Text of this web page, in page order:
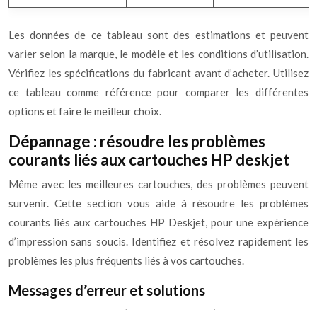
Les données de ce tableau sont des estimations et peuvent
varier selon la marque, le modèle et les conditions d’utilisation.
Vérifiez les spécifications du fabricant avant d’acheter. Utilisez
ce tableau comme référence pour comparer les différentes
options et faire le meilleur choix.
Dépannage : résoudre les problèmes
courants liés aux cartouches HP deskjet
Même avec les meilleures cartouches, des problèmes peuvent
survenir. Cette section vous aide à résoudre les problèmes
courants liés aux cartouches HP Deskjet, pour une expérience
d’impression sans soucis. Identifiez et résolvez rapidement les
problèmes les plus fréquents liés à vos cartouches.
Messages d’erreur et solutions